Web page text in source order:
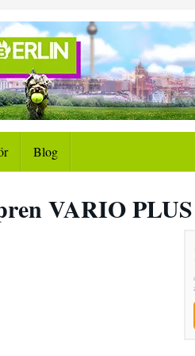
Blog
VARIO